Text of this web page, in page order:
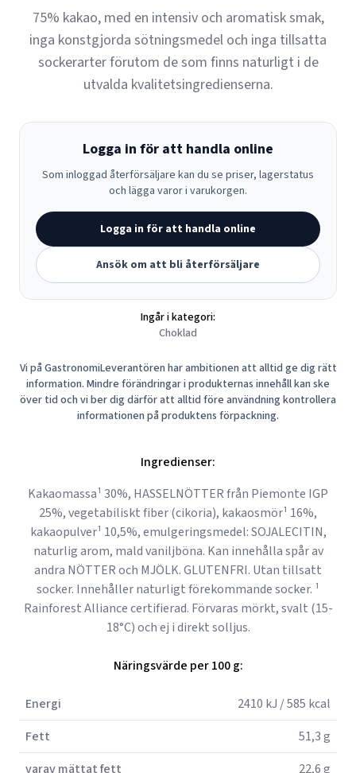
75% kakao, med en intensiv och aromatisk smak,
inga konstgjorda sötningsmedel och inga tillsatta
sockerarter förutom de som finns naturligt i de
utvalda kvalitetsingredienserna.
Logga in för att handla online
Som inloggad återförsäljare kan du se priser, lagerstatus
och lägga varor i varukorgen.
Logga in för att handla online
Ansök om att bli återförsäljare
Ingår i kategori:
Choklad
Vi på GastronomiLeverantören har ambitionen att alltid ge dig rätt
information. Mindre förändringar i produkternas innehåll kan ske
över tid och vi ber dig därför att alltid före användning kontrollera
informationen på produktens förpackning.
Ingredienser:
Kakaomassa¹ 30%, HASSELNÖTTER från Piemonte IGP
25%, vegetabiliskt fiber (cikoria), kakaosmör¹ 16%,
kakaopulver¹ 10,5%, emulgeringsmedel: SOJALECITIN,
naturlig arom, mald vaniljböna. Kan innehålla spår av
andra NÖTTER och MJÖLK. GLUTENFRI. Utan tillsatt
socker. Innehåller naturligt förekommande socker. ¹
Rainforest Alliance certifierad. Förvaras mörkt, svalt (15-
18°C) och ej i direkt solljus.
Näringsvärde per 100 g:
Energi
2410 kJ / 585 kcal
Fett
51,3 g
varav mättat fett
22,6 g